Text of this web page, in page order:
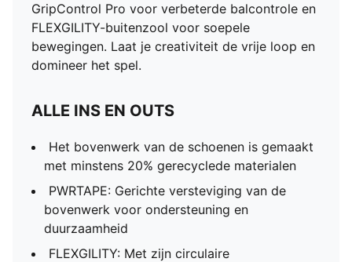
GripControl Pro voor verbeterde balcontrole en
FLEXGILITY-buitenzool voor soepele
bewegingen. Laat je creativiteit de vrije loop en
domineer het spel.
ALLE INS EN OUTS
Het bovenwerk van de schoenen is gemaakt
met minstens 20% gerecyclede materialen
PWRTAPE: Gerichte versteviging van de
bovenwerk voor ondersteuning en
duurzaamheid
FLEXGILITY: Met zijn circulaire